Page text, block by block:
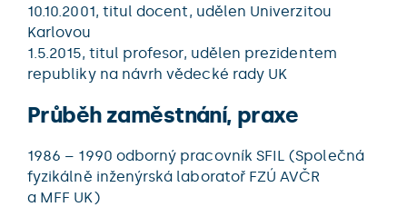
10.10.2001, titul docent, udělen Univerzitou
Karlovou
1.5.2015, titul profesor, udělen prezidentem
republiky na návrh vědecké rady UK
Průběh zaměstnání, praxe
1986 – 1990 odborný pracovník SFIL (Společná
fyzikálně inženýrská laboratoř FZÚ AVČR
a MFF UK)